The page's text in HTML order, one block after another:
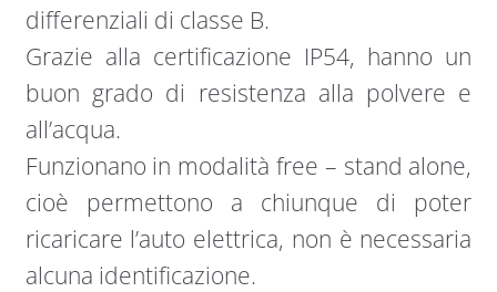
differenziali di classe B.
​Grazie alla certificazione IP54, hanno un
buon grado di resistenza alla polvere e
all’acqua.
Funzionano in modalità free – stand alone,
cioè permettono a chiunque di poter
ricaricare l’auto elettrica, non è necessaria
alcuna identificazione.